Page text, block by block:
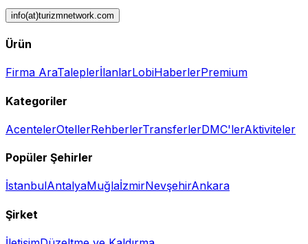
info(at)turizmnetwork.com
Ürün
Firma AraTaleplerİlanlarLobiHaberlerPremium
Kategoriler
AcentelerOtellerRehberlerTransferlerDMC'lerAktiviteler
Popüler Şehirler
İstanbulAntalyaMuğlaİzmirNevşehirAnkara
Şirket